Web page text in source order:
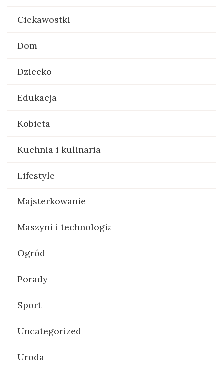
Ciekawostki
Dom
Dziecko
Edukacja
Kobieta
Kuchnia i kulinaria
Lifestyle
Majsterkowanie
Maszyni i technologia
Ogród
Porady
Sport
Uncategorized
Uroda